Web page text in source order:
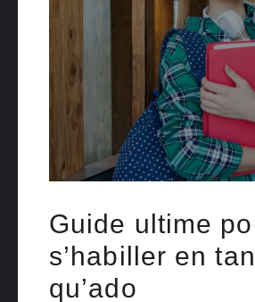
Guide ultime
s’habiller en
qu’ado